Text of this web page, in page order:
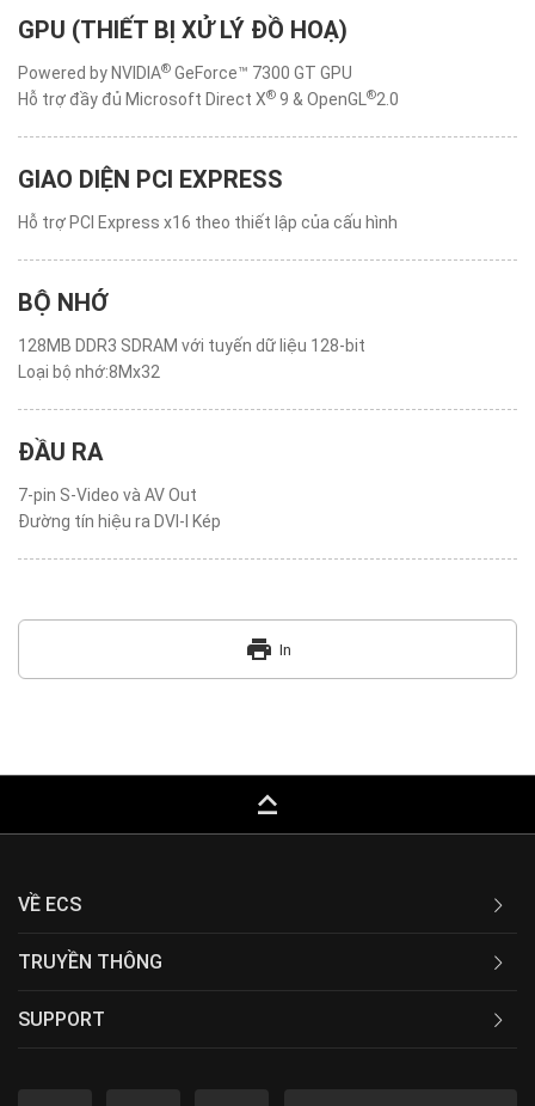
GPU (THIẾT BỊ XỬ LÝ ĐỒ HOẠ)
Powered by NVIDIA® GeForce™ 7300 GT GPU
Hỗ trợ đầy đủ Microsoft Direct X® 9 & OpenGL ®2.0
GIAO DIỆN PCI EXPRESS
Hỗ trợ PCI Express x16 theo thiết lập của cấu hình
BỘ NHỚ
128MB DDR3 SDRAM với tuyến dữ liệu 128-bit
Loại bộ nhớ:8Mx32
ĐẦU RA
7-pin S-Video và AV Out
Đường tín hiệu ra DVI-I Kép
print In
keyboard_capslock
VỀ ECS
TRUYỀN THÔNG
SUPPORT